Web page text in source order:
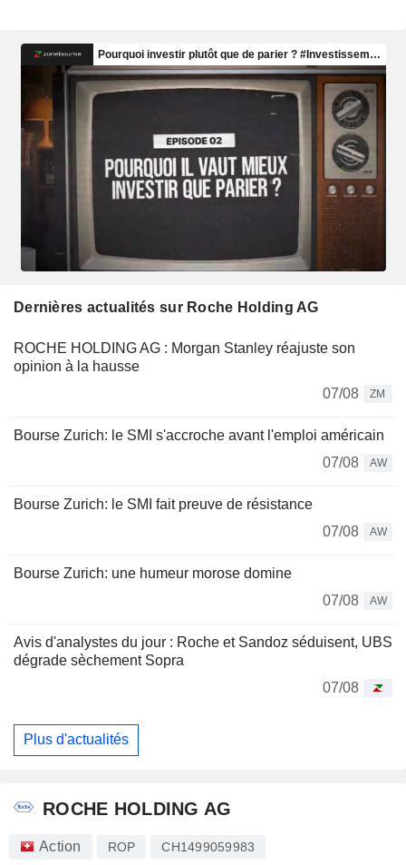
Dernières actualités sur Roche Holding AG
ROCHE HOLDING AG : Morgan Stanley réajuste son
opinion à la hausse
07/08
ZM
Bourse Zurich: le SMI s'accroche avant l'emploi américain
07/08
AW
Bourse Zurich: le SMI fait preuve de résistance
07/08
AW
Bourse Zurich: une humeur morose domine
07/08
AW
Avis d'analystes du jour : Roche et Sandoz séduisent, UBS
dégrade sèchement Sopra
07/08
Plus d'actualités
ROCHE HOLDING AG
Action ROP CH1499059983